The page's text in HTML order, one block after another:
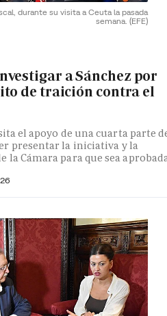
durante su visita a Ceuta la pasada
semana. (EFE)
a Sánchez por
de traición contra el
el apoyo de una cuarta parte
presentar la iniciativa y la
la Cámara para que sea